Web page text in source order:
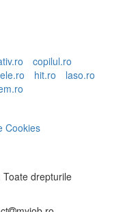
copilul.ro
ele.ro hit.ro
laso.ro
Cookies
drepturile